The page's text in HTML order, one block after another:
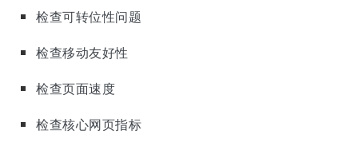
检查可转位性问题
检查移动友好性
检查页面速度
检查核心网页指标